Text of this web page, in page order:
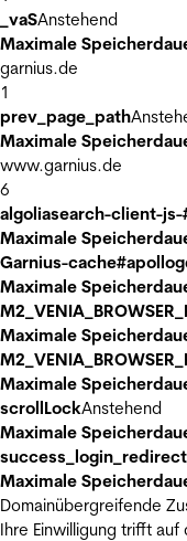
_vaSAnstehend
Maximale
garnius.de
1
prev_page_path
Maximale
www.garnius.de
6
algoliasearch-client-
Maximale
Garnius-
Maximale
Maximale
Maximale
scrollLockAnstehend
Maximale
Maximale
Domainübergreifende
Ihre Einwilligung trifft